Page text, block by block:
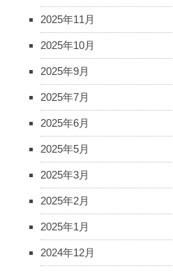
2025年11月
2025年10月
2025年9月
2025年7月
2025年6月
2025年5月
2025年3月
2025年2月
2025年1月
2024年12月